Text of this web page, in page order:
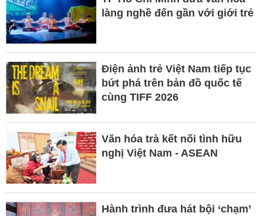
làng nghề đến gần với giới trẻ
Điện ảnh trẻ Việt Nam tiếp tục
bứt phá trên bản đồ quốc tế
cùng TIFF 2026
Văn hóa trà kết nối tình hữu
nghị Việt Nam - ASEAN
Hành trình đưa hát bội ‘chạm’